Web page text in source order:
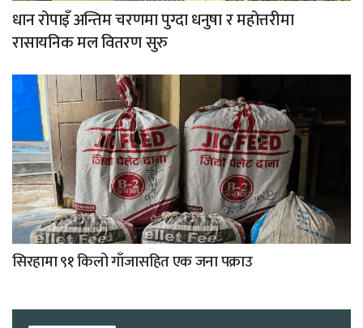
धान रोपाइँ अन्तिम चरणमा पुग्दा धनुषा र महोत्तरीमा
रासायनिक मल वितरण सुरु
सिरहामा ९१ किलो गाँजासहित एक जना पक्राउ